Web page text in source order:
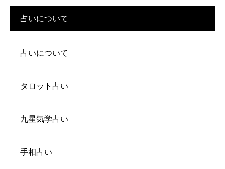
占いについて
占いについて
タロット占い
九星気学占い
手相占い